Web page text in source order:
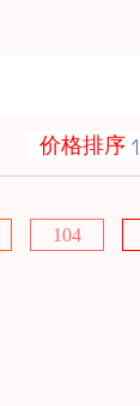
价格排序
104